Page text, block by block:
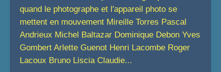
quand le photographe et l'appareil photo se
mettent en mouvement Mireille Torres Pascal
Andrieux Michel Baltazar Dominique Debon Yves
Gombert Arlette Guenot Henri Lacombe Roger
Lacoux Bruno Liscia Claudie...